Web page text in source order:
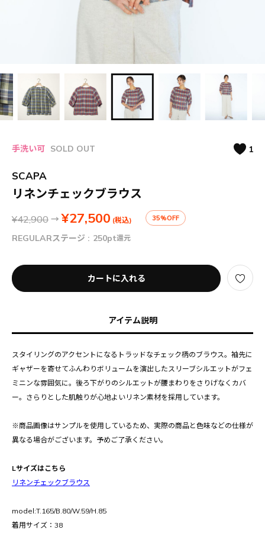
手洗い可 SOLD OUT 1
SCAPA
リネンチェックブラウス
¥42,900 → ¥27,500 (税込) 35%OFF
REGULARステージ : 250pt還元
カートに入れる
アイテム説明
スタイリングのアクセントになるトラッドなチェック柄のブラウス。袖先に
ギャザーを寄せてふんわりボリュームを演出したスリーブシルエットがフェ
ミニンな雰囲気に。後ろ下がりのシルエットが腰まわりをさりげなくカバ
ー。さらりとした肌触りが心地よいリネン素材を採用しています。
※商品画像はサンプルを使用しているため、実際の商品と色味などの仕様が
異なる場合がございます。予めご了承ください。
Lサイズはこちら
リネンチェックブラウス
model:T.165/B.80/W.59/H.85
着用サイズ：38